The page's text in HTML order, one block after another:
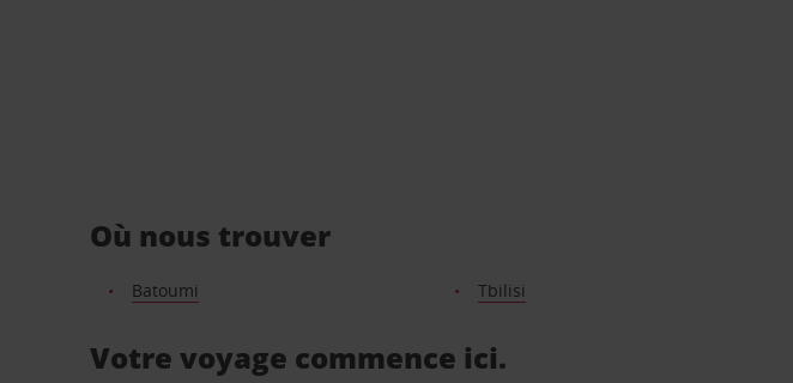
Où nous trouver
Batoumi Tbilisi
Votre voyage commence ici.